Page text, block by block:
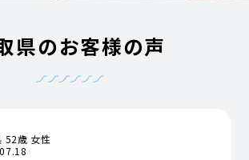
県のお客様の声
52歳 女性